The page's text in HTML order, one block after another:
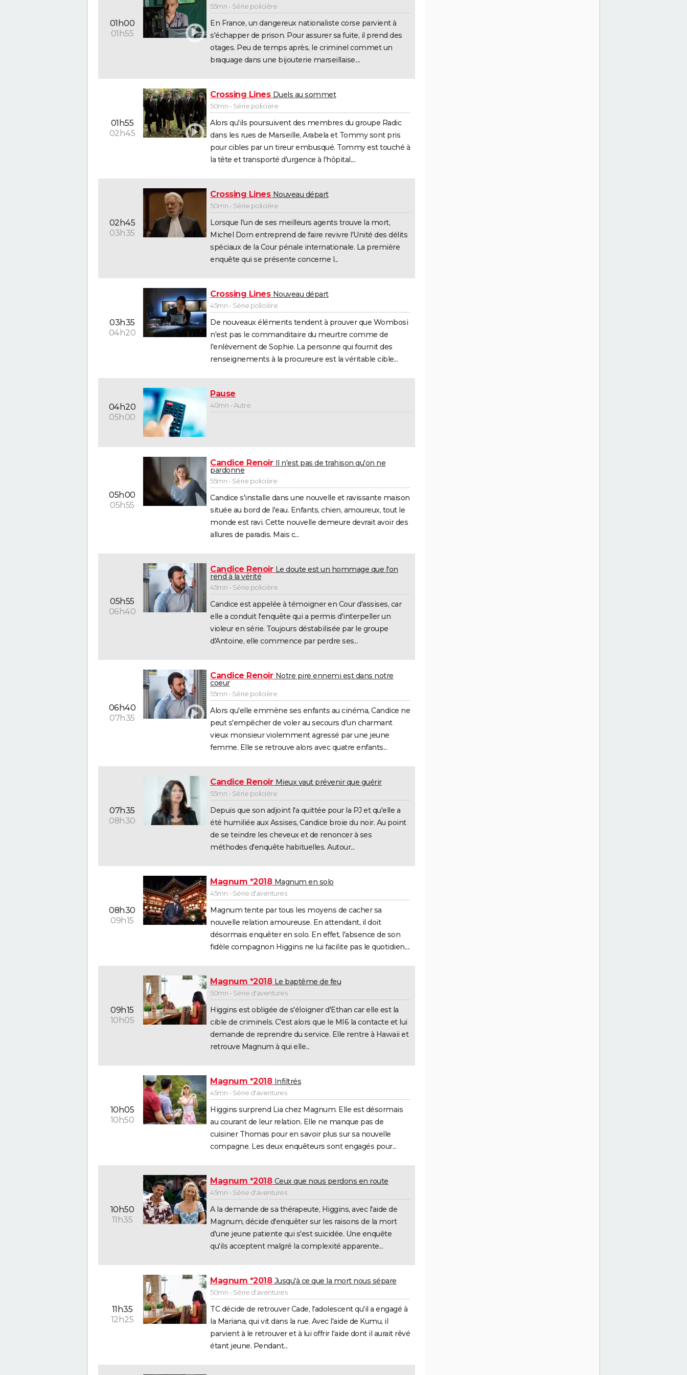
01h00
01h55
55mn - Série policière
En France, un dangereux nationaliste corse parvient à
s'échapper de prison. Pour assurer sa fuite, il prend des
otages. Peu de temps après, le criminel commet un
braquage dans une bijouterie marseillaise....
01h55
02h45
Crossing Lines Duels au sommet
50mn - Série policière
Alors qu'ils poursuivent des membres du groupe Radic
dans les rues de Marseille, Arabela et Tommy sont pris
pour cibles par un tireur embusqué. Tommy est touché à
la tête et transporté d'urgence à l'hôpital....
02h45
03h35
Crossing Lines Nouveau départ
50mn - Série policière
Lorsque l'un de ses meilleurs agents trouve la mort,
Michel Dorn entreprend de faire revivre l'Unité des délits
spéciaux de la Cour pénale internationale. La première
enquête qui se présente concerne l...
03h35
04h20
Crossing Lines Nouveau départ
45mn - Série policière
De nouveaux éléments tendent à prouver que Wombosi
n'est pas le commanditaire du meurtre comme de
l'enlèvement de Sophie. La personne qui fournit des
renseignements à la procureure est la véritable cible...
04h20
05h00
Pause
40mn - Autre
05h00
05h55
Candice Renoir Il n'est pas de trahison qu'on ne
pardonne
55mn - Série policière
Candice s'installe dans une nouvelle et ravissante maison
située au bord de l'eau. Enfants, chien, amoureux, tout le
monde est ravi. Cette nouvelle demeure devrait avoir des
allures de paradis. Mais c...
05h55
06h40
Candice Renoir Le doute est un hommage que l'on
rend à la vérité
45mn - Série policière
Candice est appelée à témoigner en Cour d'assises, car
elle a conduit l'enquête qui a permis d'interpeller un
violeur en série. Toujours déstabilisée par le groupe
d'Antoine, elle commence par perdre ses...
06h40
07h35
Candice Renoir Notre pire ennemi est dans notre
coeur
55mn - Série policière
Alors qu'elle emmène ses enfants au cinéma, Candice ne
peut s'empêcher de voler au secours d'un charmant
vieux monsieur violemment agressé par une jeune
femme. Elle se retrouve alors avec quatre enfants...
07h35
08h30
Candice Renoir Mieux vaut prévenir que guérir
55mn - Série policière
Depuis que son adjoint l'a quittée pour la PJ et qu'elle a
été humiliée aux Assises, Candice broie du noir. Au point
de se teindre les cheveux et de renoncer à ses
méthodes d'enquête habituelles. Autour...
08h30
09h15
Magnum *2018 Magnum en solo
45mn - Série d'aventures
Magnum tente par tous les moyens de cacher sa
nouvelle relation amoureuse. En attendant, il doit
désormais enquêter en solo. En effet, l'absence de son
fidèle compagnon Higgins ne lui facilite pas le quotidien....
09h15
10h05
Magnum *2018 Le baptême de feu
50mn - Série d'aventures
Higgins est obligée de s'éloigner d'Ethan car elle est la
cible de criminels. C'est alors que le MI6 la contacte et lui
demande de reprendre du service. Elle rentre à Hawaii et
retrouve Magnum à qui elle...
10h05
10h50
Magnum *2018 Infiltrés
45mn - Série d'aventures
Higgins surprend Lia chez Magnum. Elle est désormais
au courant de leur relation. Elle ne manque pas de
cuisiner Thomas pour en savoir plus sur sa nouvelle
compagne. Les deux enquêteurs sont engagés pour...
10h50
11h35
Magnum *2018 Ceux que nous perdons en route
45mn - Série d'aventures
A la demande de sa thérapeute, Higgins, avec l'aide de
Magnum, décide d'enquêter sur les raisons de la mort
d'une jeune patiente qui s'est suicidée. Une enquête
qu'ils acceptent malgré la complexité apparente...
11h35
12h25
Magnum *2018 Jusqu'à ce que la mort nous sépare
50mn - Série d'aventures
TC décide de retrouver Cade, l'adolescent qu'il a engagé à
la Mariana, qui vit dans la rue. Avec l'aide de Kumu, il
parvient à le retrouver et à lui offrir l'aide dont il aurait rêvé
étant jeune. Pendant...